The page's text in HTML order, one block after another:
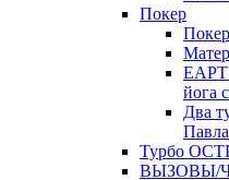
Покер
EAPT
йога
Два
Турбо
ВЫЗОВЫ/